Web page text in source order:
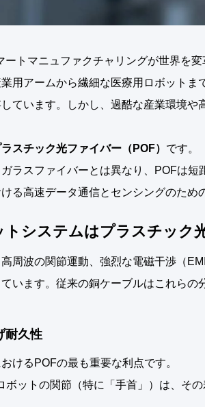
ートマニュファクチャリングが世界を
用アームから繊細な医療用ロボット
ています。しかし、過酷な産業環境
スチック光ファイバー（POF） です。
ラスファイバーとは異なり、POFは短
る高速データ通信とセンシングのため
システムはプラスチック
周波の関節運動、強烈な電磁干渉（
います。従来の銅ケーブルはこれら
耐久性
けるPOFの最も重要な利点です。
ボットの関節（特に「手首」）は、そ